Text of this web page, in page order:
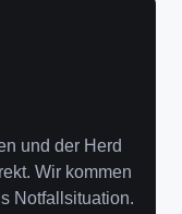
und der Herd
Wir kommen
Notfallsituation.